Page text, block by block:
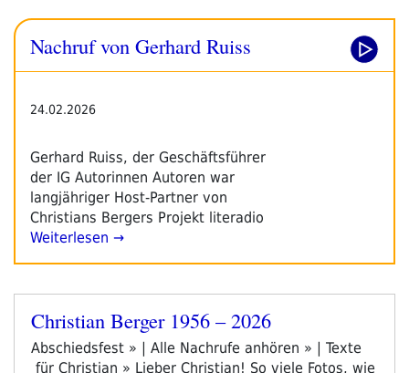
Nachruf von Gerhard Ruiss
24.02.2026
Gerhard Ruiss, der Geschäftsführer
der IG Autorinnen Autoren war
langjähriger Host-Partner von
Christians Bergers Projekt literadio
Weiterlesen →
Veröffentlicht
am
Christian Berger 1956 – 2026
Abschiedsfest » | Alle Nachrufe anhören » | Texte
für Christian » Lieber Christian! So viele Fotos, wie